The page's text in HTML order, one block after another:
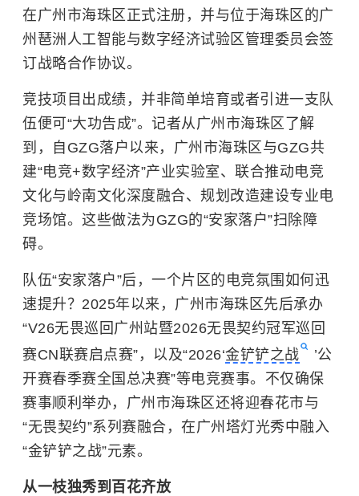
在广州市海珠区正式注册，并与位于海珠区的广
州琶洲人工智能与数字经济试验区管理委员会签
订战略合作协议。
竞技项目出成绩，并非简单培育或者引进一支队
伍便可“大功告成”。记者从广州市海珠区了解
到，自GZG落户以来，广州市海珠区与GZG共
建“电竞+数字经济”产业实验室、联合推动电竞
文化与岭南文化深度融合、规划改造建设专业电
竞场馆。这些做法为GZG的“安家落户”扫除障
碍。
队伍“安家落户”后，一个片区的电竞氛围如何迅
速提升？2025年以来，广州市海珠区先后承办
“V26无畏巡回广州站暨2026无畏契约冠军巡回
赛CN联赛启点赛”，以及“2026‘金铲铲之战
’公
开赛春季赛全国总决赛”等电竞赛事。不仅确保
赛事顺利举办，广州市海珠区还将迎春花市与
“无畏契约”系列赛融合，在广州塔灯光秀中融入
“金铲铲之战”元素。
从一枝独秀到百花齐放